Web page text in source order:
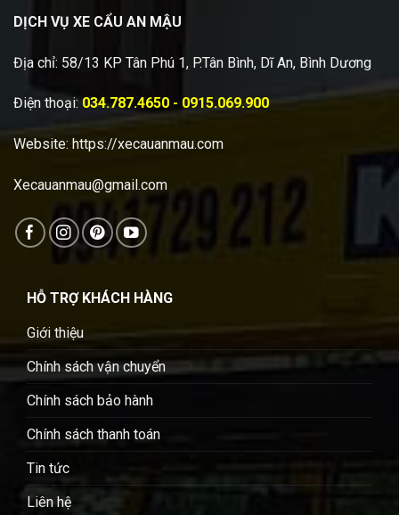
DỊCH VỤ XE CẨU AN MẬU
Địa chỉ: 58/13 KP Tân Phú 1, P.Tân Bình, Dĩ An, Bình Dương
Điện thoại: 034.787.4650 - 0915.069.900
Website: https://xecauanmau.com
Xecauanmau@gmail.com
HỖ TRỢ KHÁCH HÀNG
Giới thiệu
Chính sách vận chuyển
Chính sách bảo hành
Chính sách thanh toán
Tin tức
Liên hệ